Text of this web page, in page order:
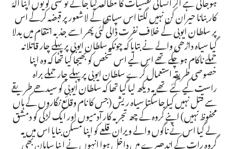
کار بنانا حیران کن نہیں لگتا اس سپاہی کے لاشعور پر قبضہ کرکے اس
پر سلطان ایوبی کے خلاف نفرت ڈالی گئی پھر اسے جذبہ انتقام میں بدلا
گیا سیاہ داڑھی والے نے بتایا کہ چونکہ سلطان ایوبی پر پہلے چار قاتلانہ
حملے ناکام ہوچکے تھے اس لیے اس شخص کو بھیجا گیا تھا کہ وہ اپنا
خصوصی طریقہ استعمال کرے سلطان ایوبی پر پہلے چار حملے براہ
راست کیے گئے تھے یہ دیکھ لیا گیا تھا کہ سلطان ایوبی کو سیدھے طریقے
سے قتل نہیں کیا جاسکتا سیاہ ریش (جس کا نام وقائع نگاروں کے ہاں
محفوظ نہیں) اپنے گروہ کے چھ تجربہ کار آدمیوں اور ایک لڑکی کو دمشق
لے گیا اس نے ناگوں والے ویران قلعے کو اپنا مسکن بنایا اس میں یہ
گروہ رات کے اندھیرے میں داخل ہوا انہوں نے اپنا سامان بھی